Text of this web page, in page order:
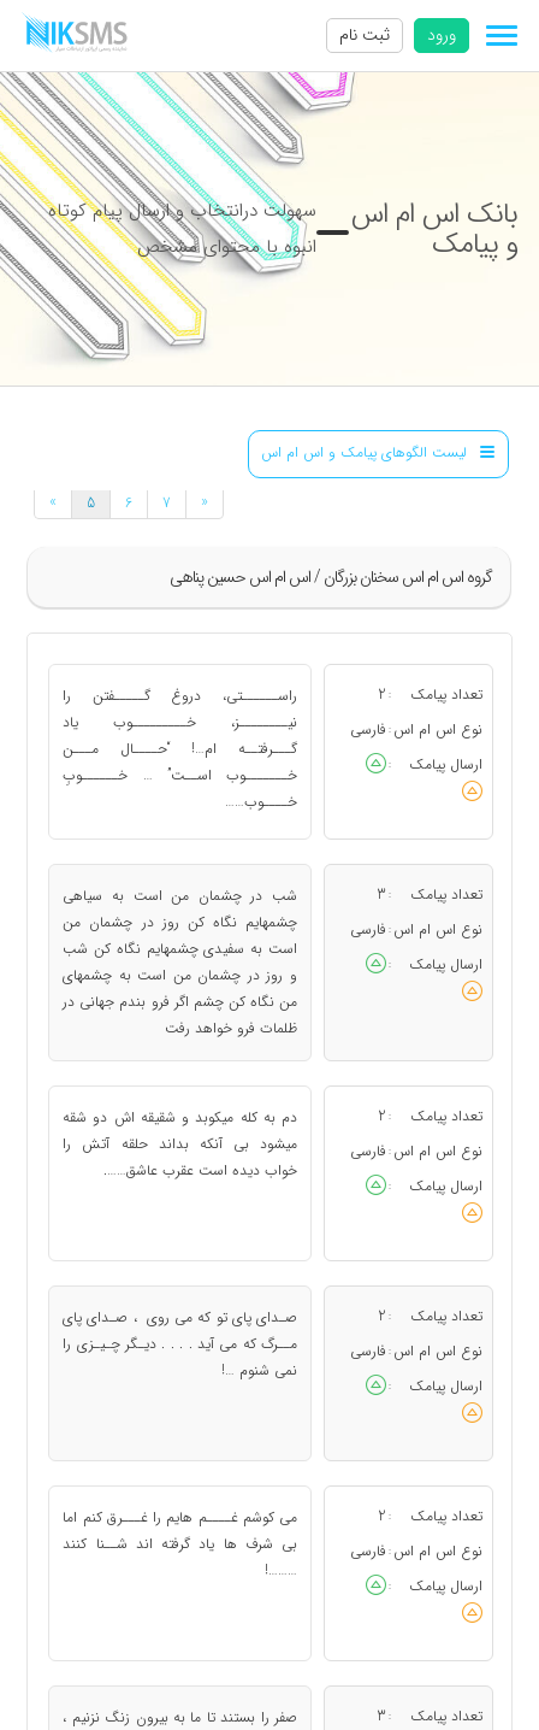
ورود ثبت نام
بانک اس ام اس
و پیامک
سهولت درانتخاب و ارسال پیام کوتاه
انبوه با محتوای مشخص
لیست الگوهای پیامک و اس ام اس
گروه اس ام اس سخنان بزرگان / اس ام اس حسین پناهی
» 5 6 7 «
تعداد پیامک :
2
نوع اس ام اس : فارسی
ارسال پیامک
:
راســــــتی، دروغ گـــــفتن را
نیــــــــز، خـــــــــوب یاد
گـــرفتــه ام…! “حــــال مـــن
خـــــــوب اســت” … خــــــوبِ
خــــوب……
تعداد پیامک :
3
نوع اس ام اس : فارسی
ارسال پیامک
:
شب در چشمان من است به سیاهی
چشمهایم نگاه کن روز در چشمان من
است به سفیدی چشمهایم نگاه کن شب
و روز در چشمان من است به چشمهای
من نگاه کن چشم اگر فرو بندم جهانی در
ظلمات فرو خواهد رفت
تعداد پیامک :
2
نوع اس ام اس : فارسی
ارسال پیامک
:
دم به کله میکوبد و شقیقه اش دو شقه
میشود بی آنکه بداند حلقه آتش را
خواب دیده است عقرب عاشق…….
تعداد پیامک :
2
نوع اس ام اس : فارسی
ارسال پیامک
:
صـدای پای تو که می روی ، صـدای پای
مــرگ که می آید . . . . دیـگر چـیـزی را
نمی شنوم …!
تعداد پیامک :
2
نوع اس ام اس : فارسی
ارسال پیامک
:
می کوشم غــــم هایم را غـــرق کنم اما
بی شرف ها یاد گرفته اند شــنا کنند
………!
تعداد پیامک :
3
صفر را بستند تا ما به بیرون زنگ نزنیم ،